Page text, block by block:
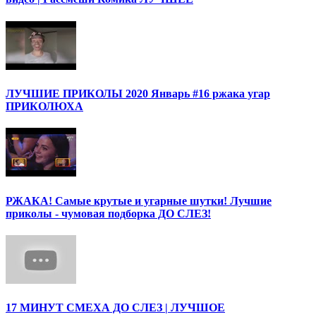
ЛУЧШИЕ ПРИКОЛЫ 2020 Январь #16 ржака угар
ПРИКОЛЮХА
РЖАКА! Самые крутые и угарные шутки! Лучшие
приколы - чумовая подборка ДО СЛЕЗ!
17 МИНУТ СМЕХА ДО СЛЕЗ | ЛУЧШОЕ